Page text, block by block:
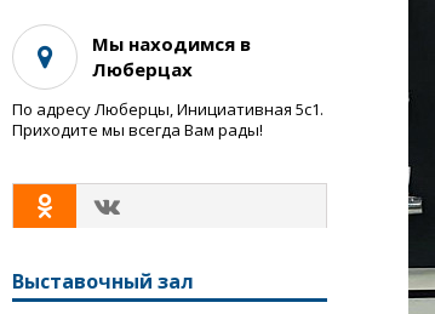
Мы находимся в
Люберцах
По адресу Люберцы, Инициативная 5с1.
Приходите мы всегда Вам рады!
Выставочный зал